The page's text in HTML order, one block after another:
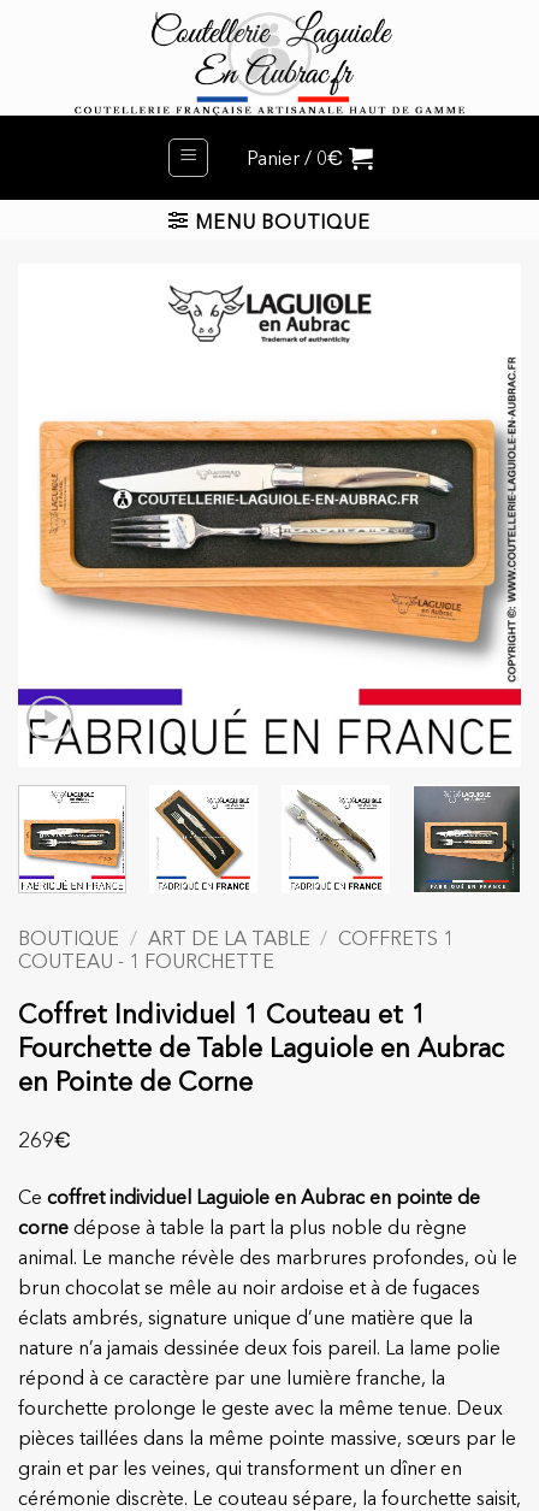
Panier / 0€
MENU BOUTIQUE
BOUTIQUE / ART DE LA TABLE /
COFFRETS 1
COUTEAU - 1 FOURCHETTE
Coffret Individuel 1 Couteau et 1
Fourchette de Table Laguiole en Aubrac
en Pointe de Corne
269€
Ce coffret individuel Laguiole en Aubrac en pointe de
corne dépose à table la part la plus noble du règne
animal. Le manche révèle des marbrures profondes, où le
brun chocolat se mêle au noir ardoise et à de fugaces
éclats ambrés, signature unique d’une matière que la
nature n’a jamais dessinée deux fois pareil. La lame polie
répond à ce caractère par une lumière franche, la
fourchette prolonge le geste avec la même tenue. Deux
pièces taillées dans la même pointe massive, sœurs par le
grain et par les veines, qui transforment un dîner en
cérémonie discrète. Le couteau sépare, la fourchette saisit,